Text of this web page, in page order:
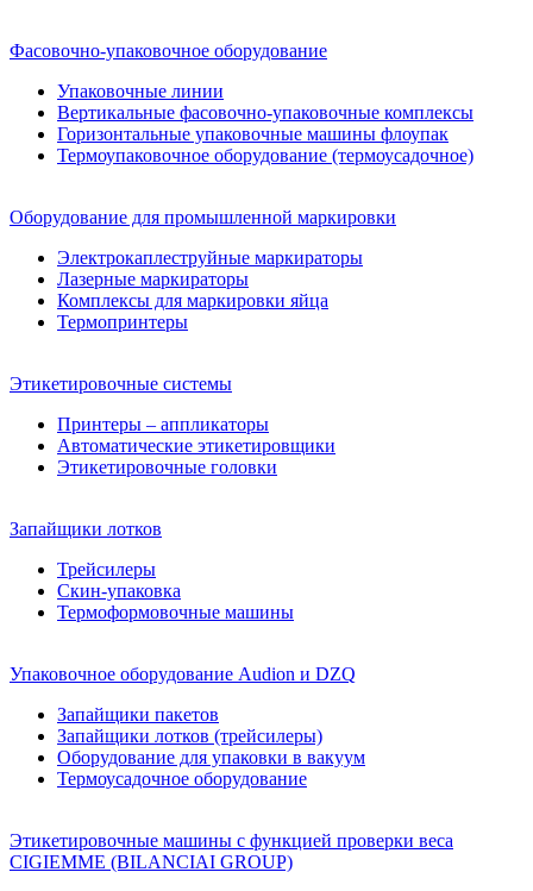
Фасовочно-упаковочное оборудование
Упаковочные линии
Вертикальные фасовочно-упаковочные комплексы
Горизонтальные упаковочные машины флоупак
Термоупаковочное оборудование (термоусадочное)
Оборудование для промышленной маркировки
Электрокаплеструйные маркираторы
Лазерные маркираторы
Комплексы для маркировки яйца
Термопринтеры
Этикетировочные системы
Принтеры – аппликаторы
Автоматические этикетировщики
Этикетировочные головки
Запайщики лотков
Трейсилеры
Скин-упаковка
Термоформовочные машины
Упаковочное оборудование Audion и DZQ
Запайщики пакетов
Запайщики лотков (трейсилеры)
Оборудование для упаковки в вакуум
Термоусадочное оборудование
Этикетировочные машины с функцией проверки веса
CIGIEMME (BILANCIAI GROUP)